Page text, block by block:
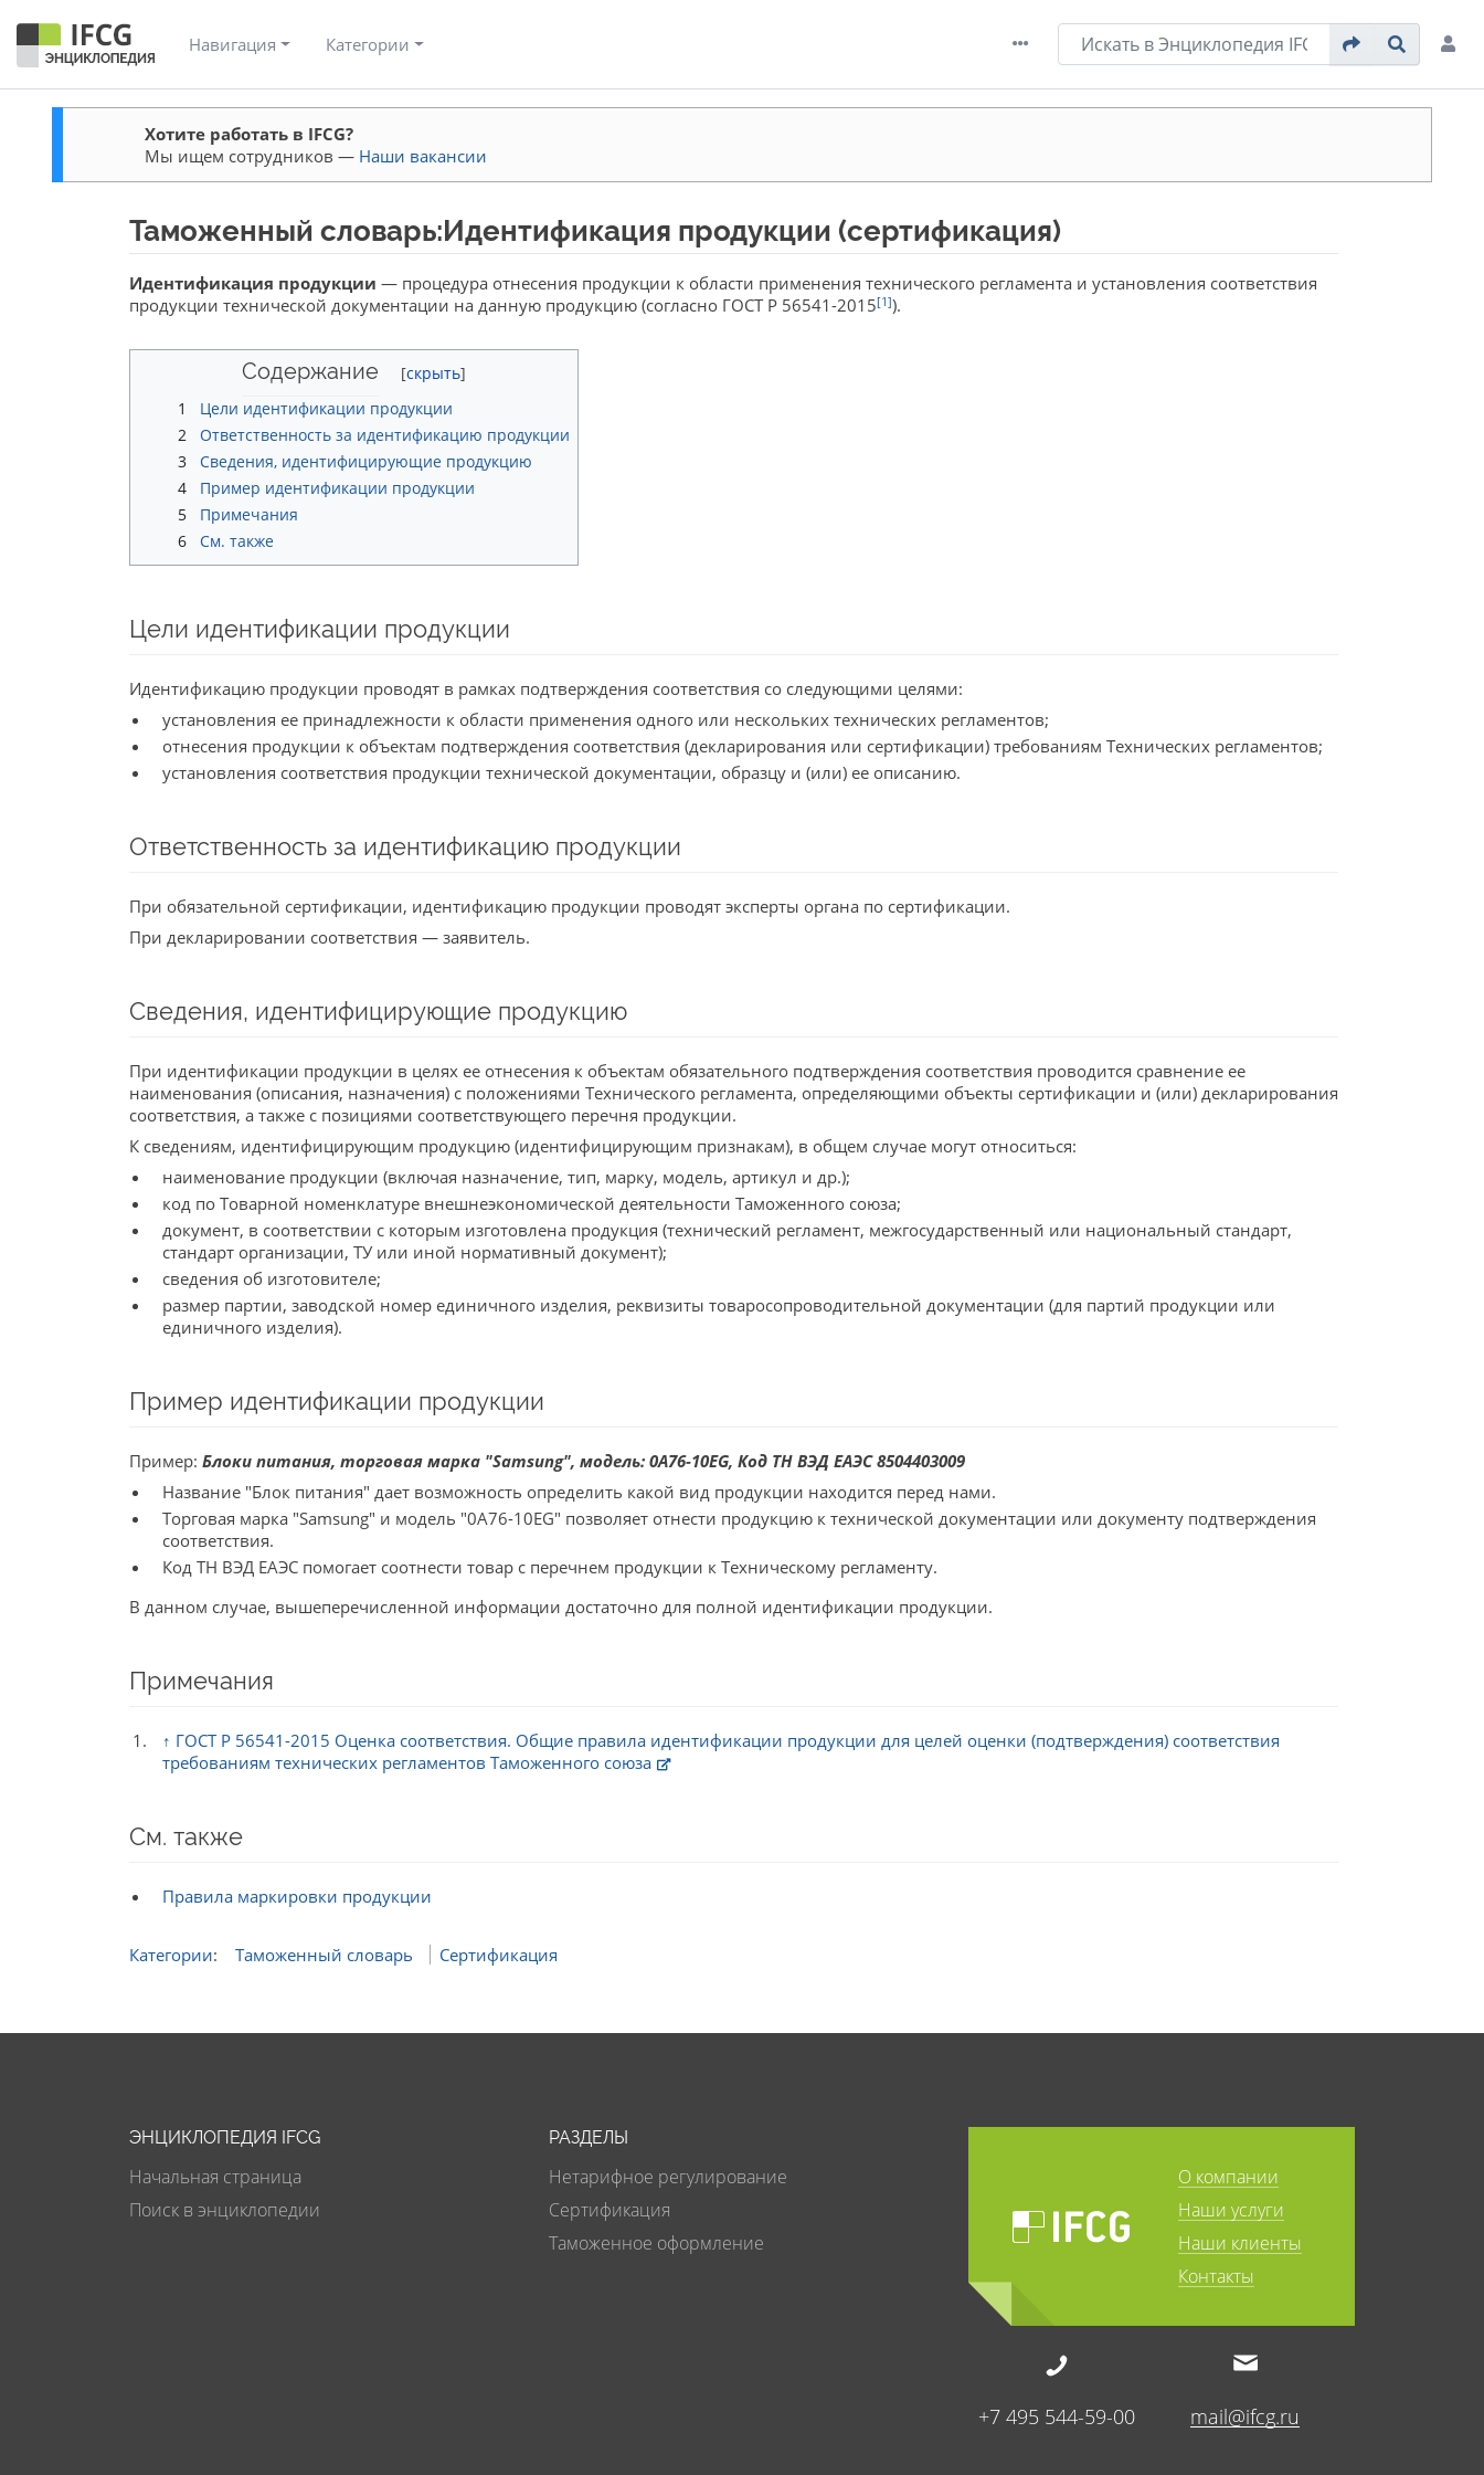
Навигация Категории
Хотите работать в IFCG?
Мы ищем сотрудников — Наши вакансии
Таможенный словарь:Идентификация продукции (сертификация)
Перейти к:навигация,поиск
Идентификация продукции — процедура отнесения продукции к области применения технического регламента и установления соответствия
продукции технической документации на данную продукцию (согласно ГОСТ Р 56541-2015[1]).
Содержание
1
Цели идентификации продукции
2
Ответственность за идентификацию продукции
3
Сведения, идентифицирующие продукцию
4
Пример идентификации продукции
5
Примечания
6
См. также
Цели идентификации продукции
Идентификацию продукции проводят в рамках подтверждения соответствия со следующими целями:
установления ее принадлежности к области применения одного или нескольких технических регламентов;
отнесения продукции к объектам подтверждения соответствия (декларирования или сертификации) требованиям Технических регламентов;
установления соответствия продукции технической документации, образцу и (или) ее описанию.
Ответственность за идентификацию продукции
При обязательной сертификации, идентификацию продукции проводят эксперты органа по сертификации.
При декларировании соответствия — заявитель.
Сведения, идентифицирующие продукцию
При идентификации продукции в целях ее отнесения к объектам обязательного подтверждения соответствия проводится сравнение ее
наименования (описания, назначения) с положениями Технического регламента, определяющими объекты сертификации и (или) декларирования
соответствия, а также с позициями соответствующего перечня продукции.
К сведениям, идентифицирующим продукцию (идентифицирующим признакам), в общем случае могут относиться:
наименование продукции (включая назначение, тип, марку, модель, артикул и др.);
код по Товарной номенклатуре внешнеэкономической деятельности Таможенного союза;
документ, в соответствии с которым изготовлена продукция (технический регламент, межгосударственный или национальный стандарт,
стандарт организации, ТУ или иной нормативный документ);
сведения об изготовителе;
размер партии, заводской номер единичного изделия, реквизиты товаросопроводительной документации (для партий продукции или
единичного изделия).
Пример идентификации продукции
Пример: Блоки питания, торговая марка "Samsung", модель: 0A76-10EG, Код ТН ВЭД ЕАЭС 8504403009
Название "Блок питания" дает возможность определить какой вид продукции находится перед нами.
Торговая марка "Samsung" и модель "0A76-10EG" позволяет отнести продукцию к технической документации или документу подтверждения
соответствия.
Код ТН ВЭД ЕАЭС помогает соотнести товар с перечнем продукции к Техническому регламенту.
В данном случае, вышеперечисленной информации достаточно для полной идентификации продукции.
Примечания
↑ ГОСТ Р 56541-2015 Оценка соответствия. Общие правила идентификации продукции для целей оценки (подтверждения) соответствия
требованиям технических регламентов Таможенного союза
См. также
Правила маркировки продукции
Категории: Таможенный словарь Сертификация
ЭНЦИКЛОПЕДИЯ IFCG
Начальная страница
Поиск в энциклопедии
РАЗДЕЛЫ
Нетарифное регулирование
Сертификация
Таможенное оформление
О компании
Наши услуги
Наши клиенты
Контакты
+7 495 544-59-00 mail@ifcg.ru